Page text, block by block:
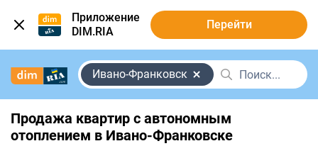
Приложение
DIM.RIA
Перейти
Ивано-Франковск
Продажа квартир с автономным
отоплением в Ивано-Франковске